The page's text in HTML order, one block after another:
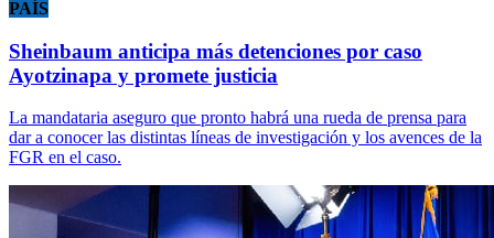
PAÍS
Sheinbaum anticipa más detenciones por caso
Ayotzinapa y promete justicia
La mandataria aseguro que pronto habrá una rueda de prensa para
dar a conocer las distintas líneas de investigación y los avences de la
FGR en el caso.